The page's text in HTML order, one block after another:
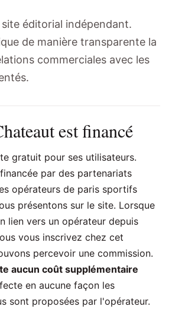
éditorial indépendant.
de manière transparente la
commerciales avec les
est financé
gratuit pour ses utilisateurs.
par des partenariats
opérateurs de paris sportifs
présentons sur le site. Lorsque
lien vers un opérateur depuis
vous inscrivez chez cet
percevoir une commission.
aucun coût supplémentaire
en aucune façon les
sont proposées par l'opérateur.